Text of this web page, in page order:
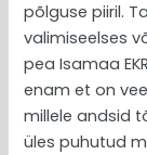
põlguse piiril.
valimiseelses
pea Isamaa
enam et on
millele andsid
üles puhutud